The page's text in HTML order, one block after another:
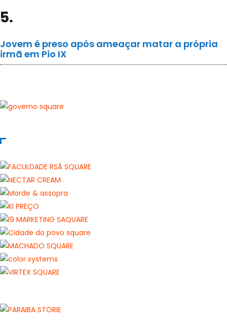
5.
Jovem é preso após ameaçar matar a própria
irmã em Pio IX